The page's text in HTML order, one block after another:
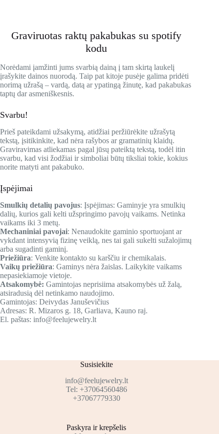
Graviruotas raktų pakabukas su spotify
kodu
Norėdami įamžinti jums svarbią dainą į tam skirtą laukelį
įrašykite dainos nuorodą. Taip pat kitoje pusėje galima pridėti
norimą užrašą – vardą, datą ar ypatingą žinutę, kad pakabukas
taptų dar asmeniškesnis.
Svarbu!
Prieš pateikdami užsakymą, atidžiai peržiūrėkite užrašytą
tekstą, įsitikinkite, kad nėra rašybos ar gramatinių klaidų.
Graviravimas atliekamas pagal jūsų pateiktą tekstą, todėl itin
svarbu, kad visi žodžiai ir simboliai būtų tiksliai tokie, kokius
norite matyti ant pakabuko.
Įspėjimai
Smulkių detalių pavojus: Įspėjimas: Gaminyje yra smulkių
dalių, kurios gali kelti užspringimo pavojų vaikams. Netinka
vaikams iki 3 metų.
Mechaniniai pavojai: Nenaudokite gaminio sportuojant ar
vykdant intensyvią fizinę veiklą, nes tai gali sukelti sužalojimų
arba sugadinti gaminį.
Priežiūra: Venkite kontakto su karščiu ir chemikalais.
Vaikų priežiūra: Gaminys nėra žaislas. Laikykite vaikams
nepasiekiamoje vietoje.
Atsakomybė: Gamintojas neprisiima atsakomybės už žalą,
atsiradusią dėl netinkamo naudojimo.
Gamintojas: Deivydas Januševičius
Adresas: R. Mizaros g. 18, Garliava, Kauno raj.
El. paštas: info@feelujewelry.lt
Susisiekite
info@feelujewelry.lt
Tel: +37064560486
+37067779330
Paskyra ir krepšelis